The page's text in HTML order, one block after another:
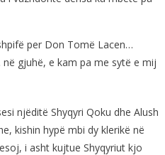
per Don Tomë Lacen…
gjuhë, e kam pa me sytë e mij
njëditë Shyqyri Qoku dhe Alush
kishin hypë mbi dy klerikë në
i asht kujtue Shyqyriut kjo